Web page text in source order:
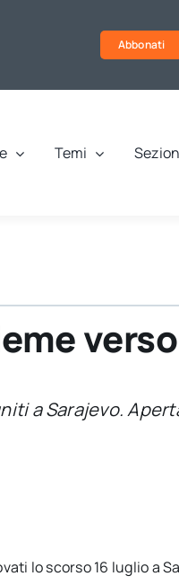
Abbonati
Temi
verso
a Sarajevo.
lo scorso 16 luglio a